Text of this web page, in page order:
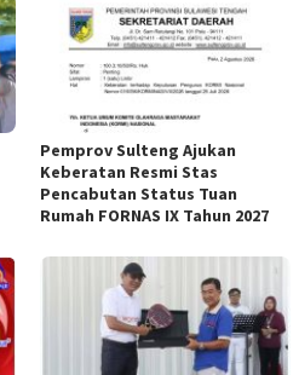
Pemprov Sulteng Ajukan
Keberatan Resmi Stas
Pencabutan Status Tuan
Rumah FORNAS IX Tahun 2027